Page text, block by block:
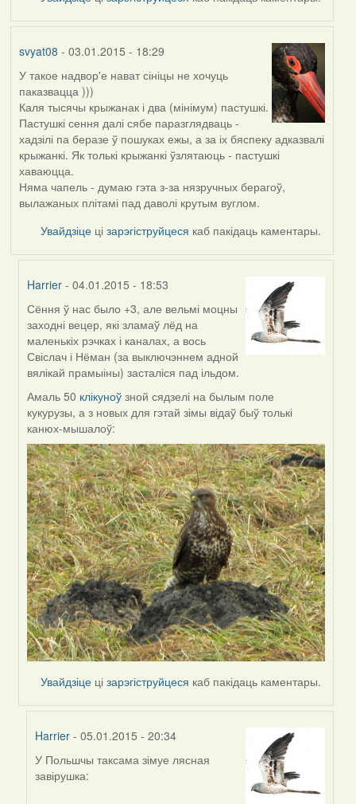
svyat08 - 03.01.2015 - 18:29
У такое надвор'е нават сініцы не хочуць
паказвацца )))
Каля тысячы крыжанак і два (мінімум) пастушкі.
Пастушкі сення далі сябе паразглядваць -
хадзілі па беразе ў пошуках ежы, а за іх бяспеку адказвалі
крыжанкі. Як толькі крыжанкі ўзлятаюць - пастушкі
хаваюцца.
Няма чапель - думаю гэта з-за нязручных берагоў,
вылажаных плітамі пад даволі крутым вуглом.
Увайдзіце цізарэгіструйцеся каб пакідаць каментары.
Harrier - 04.01.2015 - 18:53
In
reply
to
by
svyat08
Сёння ў нас было +3, але вельмі моцны
заходні вецер, які зламаў лёд на
маленькіх рэчках і каналах, а вось
Свіслач і Нёман (за выключэннем адной
вялікай прамыіны) засталіся пад ільдом.
Амаль 50 клікуноў зной сядзелі на былым поле
кукурузы, а з новых для гэтай зімы відаў быў толькі
канюх-мышалоў:
Увайдзіце цізарэгіструйцеся каб пакідаць каментары.
Harrier - 05.01.2015 - 20:34
In
reply
У Польшчы таксама зімуе лясная
завірушка: